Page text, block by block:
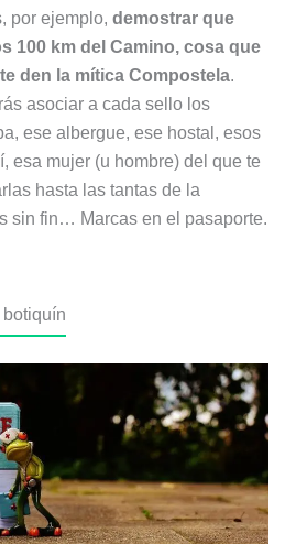
por ejemplo, demostrar que
100 km del Camino, cosa que
den la mítica Compostela.
asociar a cada sello los
ese albergue, ese hostal, esos
esa mujer (u hombre) del que te
hasta las tantas de la
sin fin… Marcas en el pasaporte.